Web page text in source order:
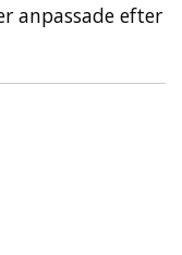
anpassade efter